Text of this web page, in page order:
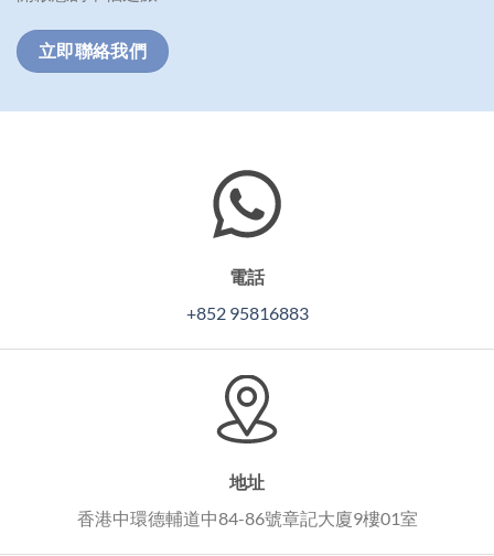
立即聯絡我們
電話
+852 95816883
地址
香港中環德輔道中84-86號章記大廈9樓01室